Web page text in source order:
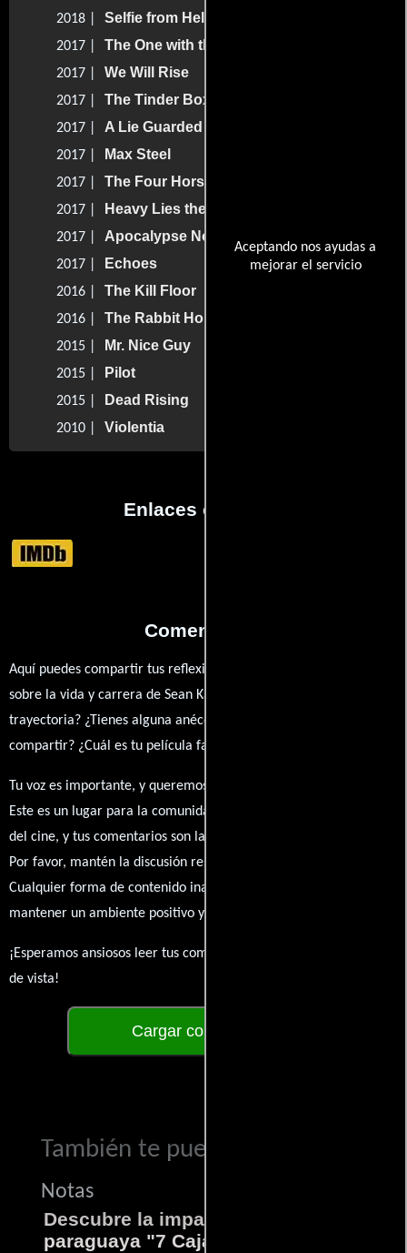
Aceptando nos ayudas a
mejorar el servicio
2018 | Selfie from Hell
2017 | The One with the Baby Carrot
2017 | We Will Rise
2017 | The Tinder Box
2017 | A Lie Guarded
2017 | Max Steel
2017 | The Four Horsemen
2017 | Heavy Lies the Crown
2017 | Apocalypse Now
2017 | Echoes
2016 | The Kill Floor
2016 | The Rabbit Hole
2015 | Mr. Nice Guy
2015 | Pilot
2015 | Dead Rising
2010 | Violentia
Enlaces externos
Comentarios
Aquí puedes compartir tus reflexiones, anécdotas y opiniones
sobre la vida y carrera de Sean Kalra. ¿Qué te ha inspirado de su
trayectoria? ¿Tienes alguna anécdota personal que desees
compartir? ¿Cuál es tu película favorita en la que ha participado?
Tu voz es importante, y queremos escuchar tus pensamientos.
Este es un lugar para la comunidad de admiradores y amantes
del cine, y tus comentarios son la esencia de esta conversación.
Por favor, mantén la discusión respetuosa y constructiva.
Cualquier forma de contenido inapropiado será eliminado para
mantener un ambiente positivo y enriquecedor para todos.
¡Esperamos ansiosos leer tus comentarios y conocer tus puntos
de vista!
Cargar comentarios
También te puede interesar...
Notas
Descubre la impactante película
paraguaya "7 Cajas"